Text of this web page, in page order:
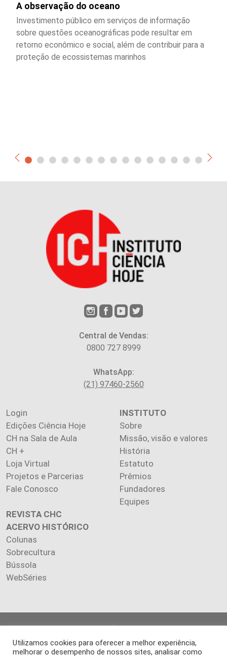
A observação do oceano
Investimento público em serviços de informação
sobre questões oceanográficas pode resultar em
retorno econômico e social, além de contribuir para a
proteção de ecossistemas marinhos
Central de Vendas:
0800 727 8999
WhatsApp:
(21) 97460-2560
Login
Edições Ciência Hoje
CH na Sala de Aula
CH +
Loja Virtual
Projetos e Parcerias
Fale Conosco
INSTITUTO
Sobre
Missão, visão e valores
História
Estatuto
Prêmios
Fundadores
Equipes
REVISTA CHC
ACERVO HISTÓRICO
Colunas
Sobrecultura
Bússola
WebSéries
reservados.
Os artigos publicados na revista refletem exclusivamente a
Utilizamos cookies para oferecer a melhor experiência,
melhorar o desempenho de nossos sites, analisar como